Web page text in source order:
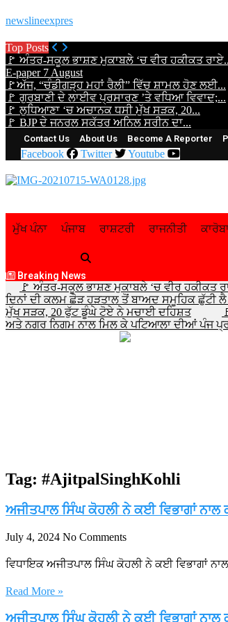
newslineexpres
Top Posts
🚩 ਅੰਤਰ-ਸਕੂਲ ਭਾਸ਼ਣ ਮੁਕਾਬਲੇ ‘ਚ ਵੀਰ ਹਕੀਕਤ
E-paper 7 August
🚩ਅੱਜ, “ਚੰਡੀਗੜ੍ਹ ਮਹਾਂ ਰੈਲੀ” ਵਿੱਚ ਸ਼ਾਮਲ ਹੋਣ ਲਈ...
🚩 ਗੁਰਬਾਣੀ ਦੇ ਲਾਈਵ ਪ੍ਰਸਾਰਣ ’ਤੇ ਵਧਿਆ ਵਿਵਾਦ;...
🚩 ਲੁਧਿਆਣਾ ‘ਚ ਅਚਾਨਕ ਧਸੀ ਮੁੱਖ ਸੜਕ, 20...
🚩 BJP ਦੇ ਜਨਰਲ ਸਕੱਤਰ ਅਨਿਲ ਸਰੀਨ ਦਾ...
Contact Us About Us Become A Reporter
Facebook Twitter Youtube
ਮੁੱਖ ਪੰਨਾ ਪੰਜਾਬ ਰਾਸ਼ਟਰੀ ਰਾਜਨੀਤੀ
Breaking News
🚩 ਅੰਤਰ-ਸਕੂਲ ਭਾਸ਼ਣ ਮੁਕਾਬਲੇ ‘ਚ ਵੀਰ ਹਕੀਕਤ
ਦਿਨਾਂ ਦੀ ਕਲਮ ਛੋੜ ਹੜਤਾਲ ਤੋਂ ਬਾਅਦ ਸਮੂਹਿਕ ਛੁੱਟੀ
ਮੁੱਖ ਸੜਕ, 20 ਫੁੱਟ ਡੂੰਘੇ ਟੋਏ ਨੇ ਮਚਾਈ ਦਹਿਸ਼ਤ
ਅਤੇ ਨਗਰ ਨਿਗਮ ਨਾਲ ਮਿਲ ਕੇ ਪਟਿਆਲਾ ਦੀਆਂ ਪੰਜ
Tag: #AjitpalSinghKohli
ਅਜੀਤਪਾਲ ਸਿੰਘ ਕੋਹਲੀ ਨੇ ਕਈ ਵਿਭਾਗਾਂ
July 4, 2024 No Comments
ਵਿਧਾਇਕ ਅਜੀਤਪਾਲ ਸਿੰਘ ਕੋਹਲੀ ਨੇ ਕਈ ਵਿਭਾਗਾਂ
Read More »
ਅਜੀਤਪਾਲ ਸਿੰਘ ਕੋਹਲੀ ਨੇ ਕਈ ਵਿਭਾਗਾਂ